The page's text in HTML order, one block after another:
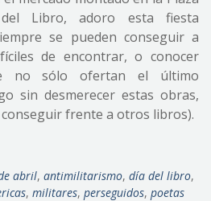
Libro, adoro esta fiesta
se pueden conseguir a
de encontrar, o conocer
no sólo ofertan el último
sin desmerecer estas obras,
frente a otros libros).
abril, antimilitarismo, día del libro,
, militares, perseguidos, poetas